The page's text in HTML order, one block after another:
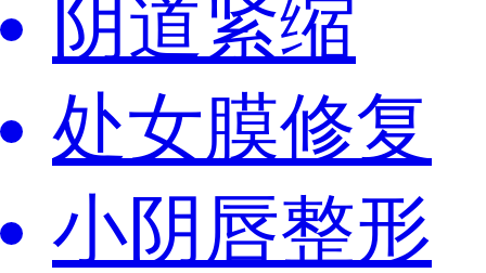
阴道紧缩
处女膜修复
小阴唇整形